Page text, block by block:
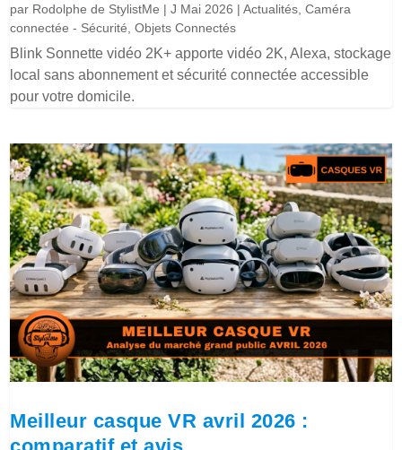
par Rodolphe de StylistMe |J Mai 2026 |Actualités ,Caméra
connectée - Sécurité ,Objets Connectés
Blink Sonnette vidéo 2K+ apporte vidéo 2K, Alexa, stockage
local sans abonnement et sécurité connectée accessible
pour votre domicile.
Meilleur casque VR avril 2026 :